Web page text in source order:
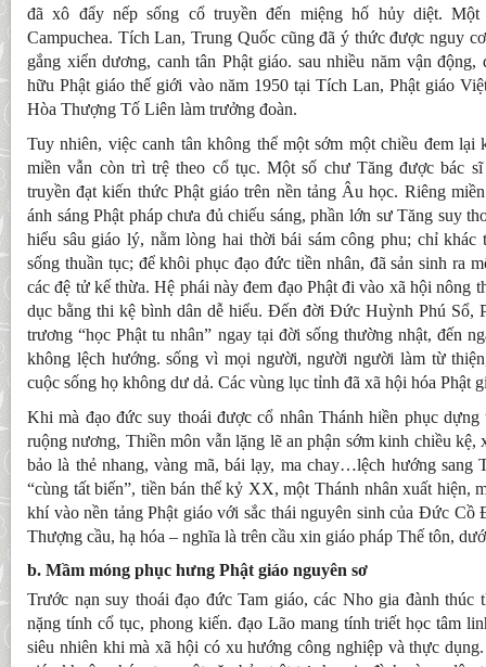
đã xô đẩy nếp sống cổ truyền đến miệng hố hủy diệt.
Campuchea. Tích Lan, Trung Quốc cũng đã ý thức được nguy
gắng xiển dương, canh tân Phật giáo. sau nhiều năm vận
hữu Phật giáo thế giới vào năm 1950 tại Tích Lan, Phật giáo
Hòa Thượng Tố Liên làm trưởng đoàn.
Tuy nhiên, việc canh tân không thể một sớm một chiều đem lại
miền vẫn còn trì trệ theo cổ tục. Một số chư Tăng được bác
truyền đạt kiến thức Phật giáo trên nền tảng Âu học. Riêng
ánh sáng Phật pháp chưa đủ chiếu sáng, phần lớn sư Tăng suy
hiểu sâu giáo lý, nằm lòng hai thời bái sám công phu; chỉ khác
sống thuần tục; để khôi phục đạo đức tiền nhân, đã sản sinh ra
các đệ tử kế thừa. Hệ phái này đem đạo Phật đi vào xã hội nông
dục bằng thi kệ bình dân dễ hiểu. Đến đời Đức Huỳnh Phú Sổ,
trương “học Phật tu nhân” ngay tại đời sống thường nhật, đến
không lệch hướng. sống vì mọi người, người người làm từ
cuộc sống họ không dư dả. Các vùng lục tỉnh đã xã hội hóa Phật
Khi mà đạo đức suy thoái được cổ nhân Thánh hiền phục
ruộng nương, Thiền môn vẫn lặng lẽ an phận sớm kinh chiều kệ,
bảo là thẻ nhang, vàng mã, bái lạy, ma chay…lệch hướng sang
“cùng tất biến”, tiền bán thế kỷ XX, một Thánh nhân xuất hiện,
khí vào nền tảng Phật giáo với sắc thái nguyên sinh của Đức Cồ
Thượng cầu, hạ hóa – nghĩa là trên cầu xin giáo pháp Thế tôn,
b. Mầm móng phục hưng Phật giáo nguyên sơ
Trước nạn suy thoái đạo đức Tam giáo, các Nho gia đành thúc
nặng tính cổ tục, phong kiến. đạo Lão mang tính triết học tâm
siêu nhiên khi mà xã hội có xu hướng công nghiệp và thực